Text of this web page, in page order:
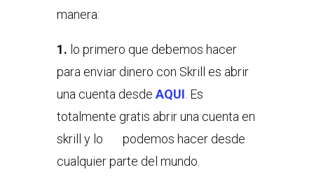
manera:
1. lo primero que debemos hacer
para enviar dinero con Skrill es abrir
una cuenta desde AQUI . Es
totalmente gratis abrir una cuenta en
skrill y lo podemos hacer desde
cualquier parte del mundo.